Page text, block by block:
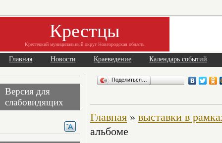
Крестцы
Крестецкий муниципальный округ Новгородская область
Главная Новости Краеведение Календарь событий
Версия для
слабовидящих
Поделиться…
Главная » выставки в
альбоме